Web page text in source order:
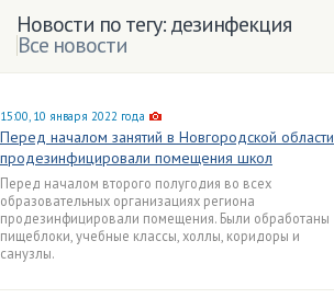
Новости по тегу: дезинфекция
Все новости
15:00, 10 января 2022 года
Перед началом занятий в Новгородской области
продезинфицировали помещения школ
Перед началом второго полугодия во всех
образовательных организациях региона
продезинфицировали помещения. Были обработаны
пищеблоки, учебные классы, холлы, коридоры и
санузлы.